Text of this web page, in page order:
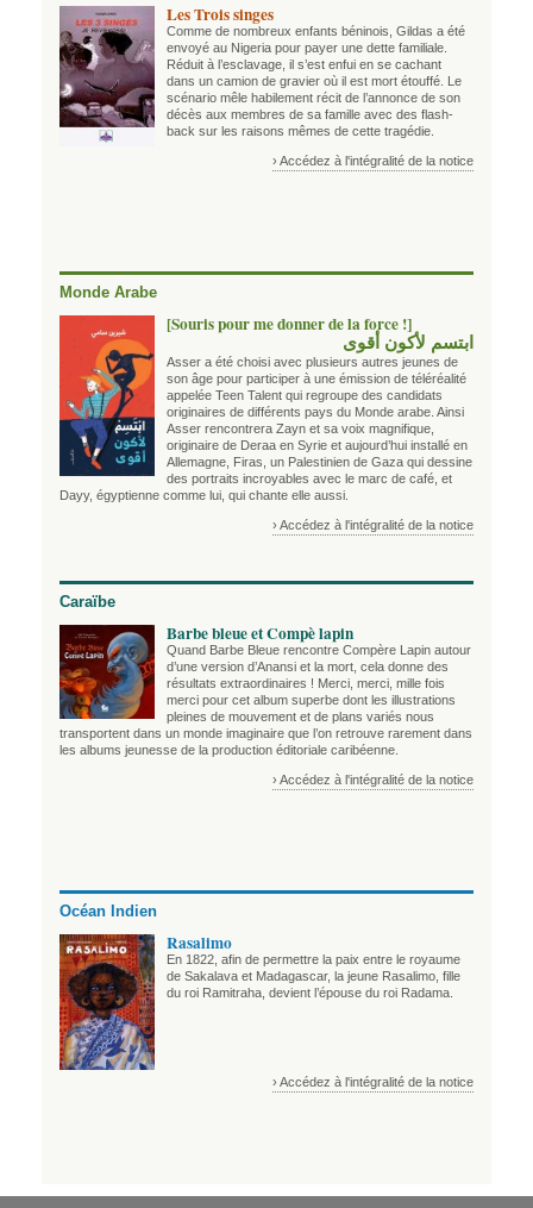
Les Trois singes
Comme de nombreux enfants béninois, Gildas a été
envoyé au Nigeria pour payer une dette familiale.
Réduit à l’esclavage, il s’est enfui en se cachant
dans un camion de gravier où il est mort étouffé. Le
scénario mêle habilement récit de l’annonce de son
décès aux membres de sa famille avec des flash-
back sur les raisons mêmes de cette tragédie.
› Accédez à l'intégralité de la notice
Monde Arabe
[Souris pour me donner de la force !]
ابتسم لأكون أقوى
Asser a été choisi avec plusieurs autres jeunes de
son âge pour participer à une émission de téléréalité
appelée Teen Talent qui regroupe des candidats
originaires de différents pays du Monde arabe. Ainsi
Asser rencontrera Zayn et sa voix magnifique,
originaire de Deraa en Syrie et aujourd’hui installé en
Allemagne, Firas, un Palestinien de Gaza qui dessine
des portraits incroyables avec le marc de café, et
Dayy, égyptienne comme lui, qui chante elle aussi.
› Accédez à l'intégralité de la notice
Caraïbe
Barbe bleue et Compè lapin
Quand Barbe Bleue rencontre Compère Lapin autour
d’une version d’Anansi et la mort, cela donne des
résultats extraordinaires ! Merci, merci, mille fois
merci pour cet album superbe dont les illustrations
pleines de mouvement et de plans variés nous
transportent dans un monde imaginaire que l’on retrouve rarement dans
les albums jeunesse de la production éditoriale caribéenne.
› Accédez à l'intégralité de la notice
Océan Indien
Rasalimo
En 1822, afin de permettre la paix entre le royaume
de Sakalava et Madagascar, la jeune Rasalimo, fille
du roi Ramitraha, devient l’épouse du roi Radama.
› Accédez à l'intégralité de la notice